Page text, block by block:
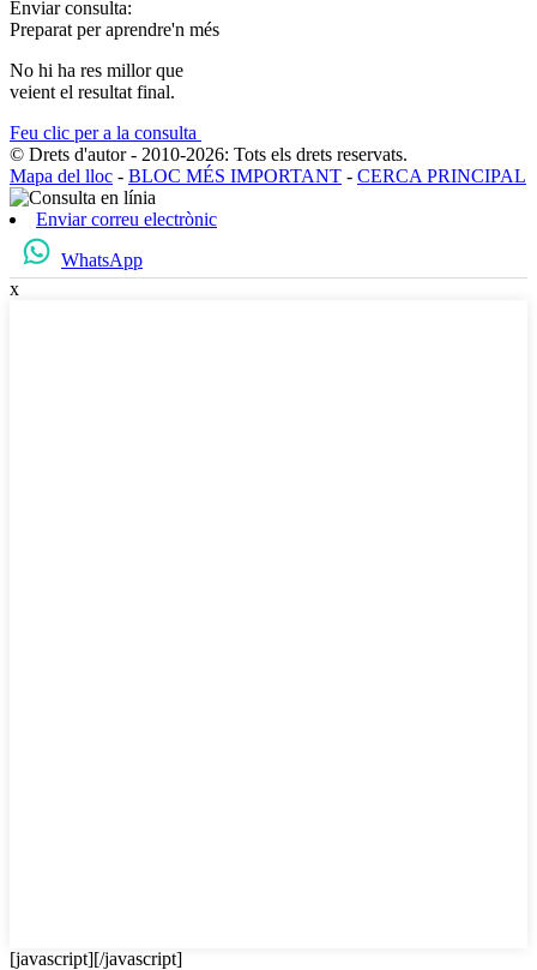
Enviar consulta:
Preparat per aprendre'n més
No hi ha res millor que
veient el resultat final.
Feu clic per a la consulta
© Drets d'autor - 2010-2026: Tots els drets reservats.
Mapa del lloc - BLOC MÉS IMPORTANT - CERCA PRINCIPAL
Enviar correu electrònic
WhatsApp
x
[javascript][/javascript]